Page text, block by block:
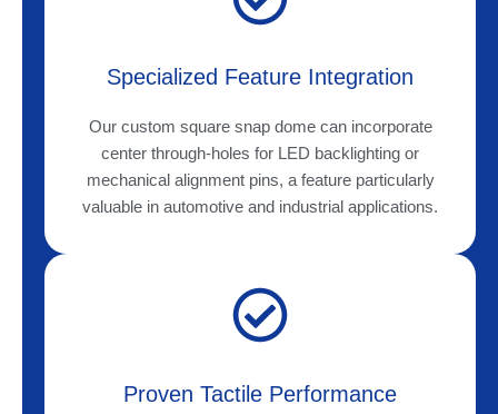
Specialized Feature Integration
Our custom square snap dome can incorporate
center through-holes for LED backlighting or
mechanical alignment pins, a feature particularly
valuable in automotive and industrial applications.
Proven Tactile Performance